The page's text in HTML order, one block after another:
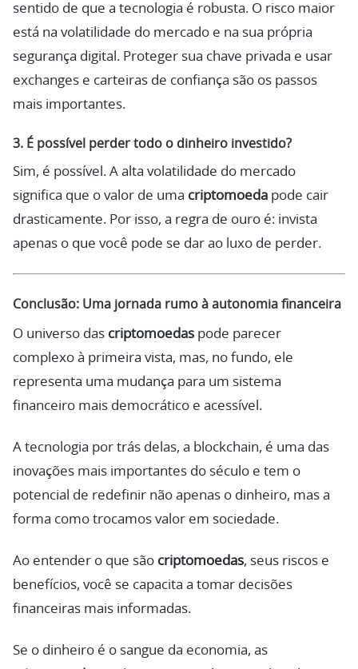
sentido de que a tecnologia é robusta. O risco maior
está na volatilidade do mercado e na sua própria
segurança digital. Proteger sua chave privada e usar
exchanges e carteiras de confiança são os passos
mais importantes.
3. É possível perder todo o dinheiro investido?
Sim, é possível. A alta volatilidade do mercado
significa que o valor de uma criptomoeda pode cair
drasticamente. Por isso, a regra de ouro é: invista
apenas o que você pode se dar ao luxo de perder.
Conclusão: Uma jornada rumo à autonomia financeira
O universo das criptomoedas pode parecer
complexo à primeira vista, mas, no fundo, ele
representa uma mudança para um sistema
financeiro mais democrático e acessível.
A tecnologia por trás delas, a blockchain, é uma das
inovações mais importantes do século e tem o
potencial de redefinir não apenas o dinheiro, mas a
forma como trocamos valor em sociedade.
Ao entender o que são criptomoedas, seus riscos e
benefícios, você se capacita a tomar decisões
financeiras mais informadas.
Se o dinheiro é o sangue da economia, as